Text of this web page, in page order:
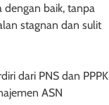
dengan baik, tanpa
stagnan dan sulit
dari PNS dan PPPK
ASN